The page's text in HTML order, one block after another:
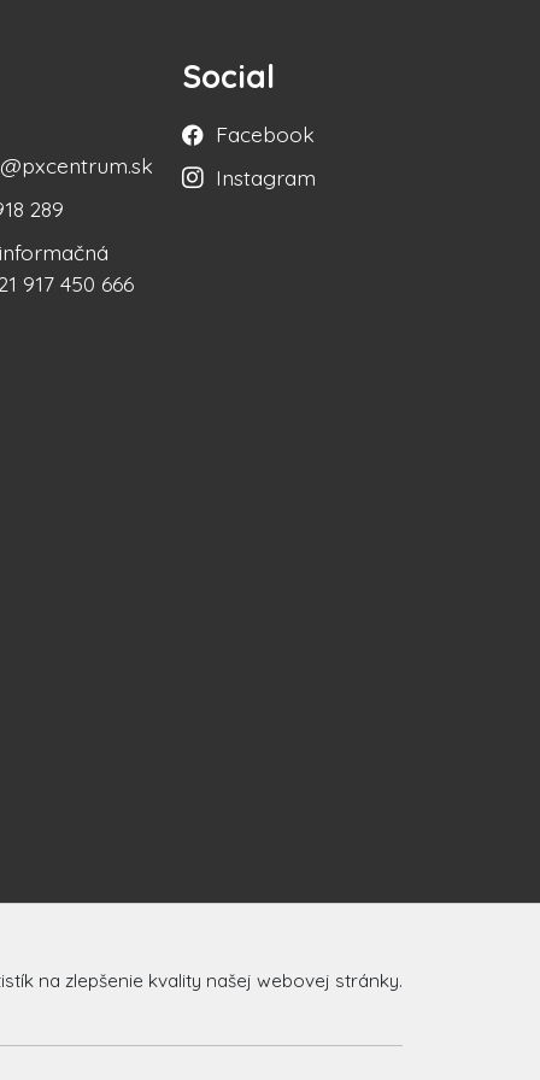
na zlepšenie kvality našej webovej stránky.
289
917 450 666
Social
Facebook
Instagram